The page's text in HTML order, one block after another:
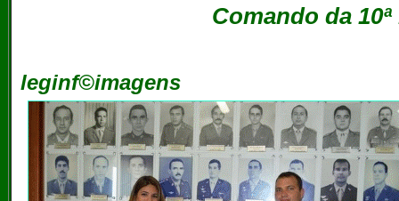
Comando da
leginf©imagens